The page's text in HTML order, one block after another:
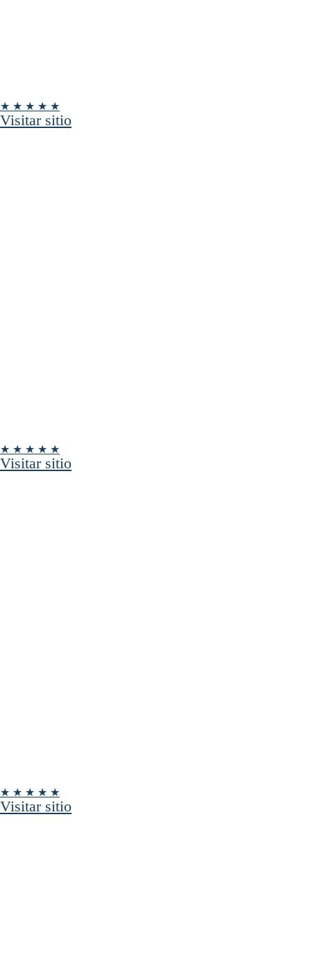
★ ★ ★ ★ ★
Visitar sitio
★ ★ ★ ★ ★
Visitar sitio
★ ★ ★ ★ ★
Visitar sitio